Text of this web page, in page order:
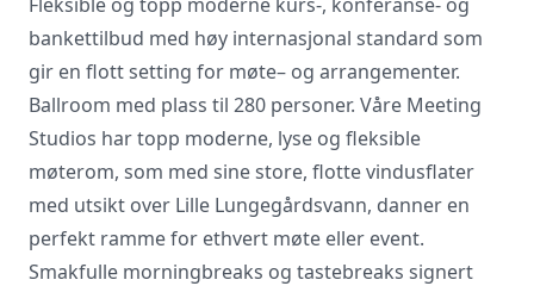
bankettilbud med høy internasjonal standard som
gir en flott setting for møte– og arrangementer.
Ballroom med plass til 280 personer. Våre Meeting
Studios har topp moderne, lyse og fleksible
møterom, som med sine store, flotte vindusflater
med utsikt over Lille Lungegårdsvann, danner en
perfekt ramme for ethvert møte eller event.
Smakfulle morningbreaks og tastebreaks signert
Vi innhenter uforpliktende tilbud, gir
råd og forhandler priser og
betingelser, bestiller på ønsket sted,
gjennomgår kontrakt og følger opp
viktige frister. Tjenesten er kostnadsfri
for deg som kunde, og det er ingen
påslag i prisene.